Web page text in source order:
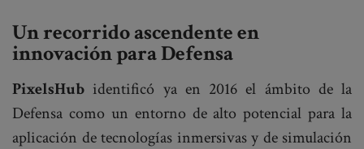
Un recorrido ascendente en
innovación para Defensa
PixelsHub identificó ya en 2016 el ámbito de la
Defensa como un entorno de alto potencial para la
aplicación de tecnologías inmersivas y de simulación